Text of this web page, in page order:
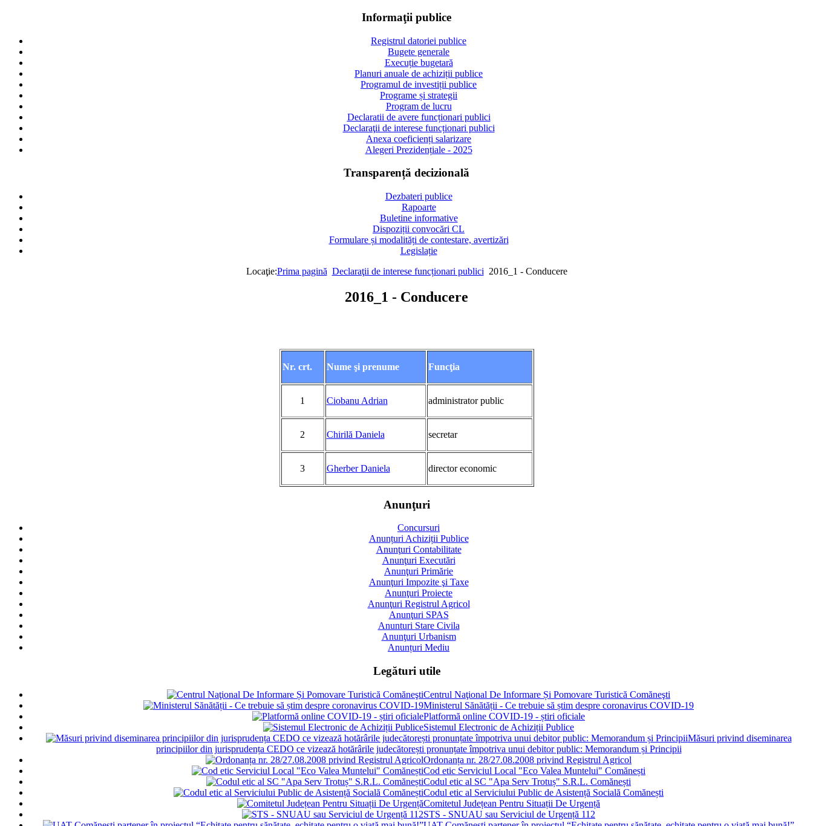
Informaţii publice
Registrul datoriei publice
Bugete generale
Execuție bugetară
Planuri anuale de achiziții publice
Programul de investiții publice
Programe și strategii
Program de lucru
Declaratii de avere funcționari publici
Declaraţii de interese funcționari publici
Anexa coeficienți salarizare
Alegeri Prezidențiale - 2025
Transparență decizională
Dezbateri publice
Rapoarte
Buletine informative
Dispoziții convocări CL
Formulare și modalități de contestare, avertizări
Legislație
Locaţie:Prima pagină Declaraţii de interese funcționari publici 2016_1 - Conducere
2016_1 - Conducere
Nr. crt. Nume şi prenume Funcţia
1 Ciobanu Adrian administrator public
2 Chirilă Daniela secretar
3 Gherber Daniela director economic
Anunţuri
Concursuri
Anunțuri Achiziții Publice
Anunţuri Contabilitate
Anunţuri Executări
Anunţuri Primărie
Anunţuri Impozite şi Taxe
Anunţuri Proiecte
Anunţuri Registrul Agricol
Anunţuri SPAS
Anunturi Stare Civila
Anunţuri Urbanism
Anunțuri Mediu
Legături utile
Centrul Naţional De Informare Și Pomovare Turistică Comăneşti
Ministerul Sănătății - Ce trebuie să știm despre coronavirus COVID-19
Platformă online COVID-19 - știri oficiale
Sistemul Electronic de Achiziții Publice
Măsuri privind diseminarea
principiilor din jurisprudența CEDO ce vizează hotărârile judecătorești pronunțate împotriva unui debitor public: Memorandum și Principii
Ordonanța nr. 28/27.08.2008 privind Registrul Agricol
Cod etic Serviciul Local "Eco Valea Muntelui" Comănești
Codul etic al SC "Apa Serv Trotuș" S.R.L. Comănești
Codul etic al Serviciului Public de Asistență Socială Comănești
Comitetul Județean Pentru Situații De Urgență
STS - SNUAU sau Serviciul de Urgență 112